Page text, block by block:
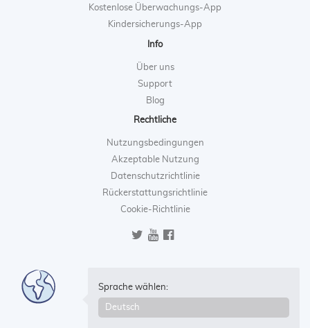
Kostenlose Überwachungs-App
Kindersicherungs-App
Info
Über uns
Support
Blog
Rechtliche
Nutzungsbedingungen
Akzeptable Nutzung
Datenschutzrichtlinie
Rückerstattungsrichtlinie
Cookie-Richtlinie
Sprache wählen: